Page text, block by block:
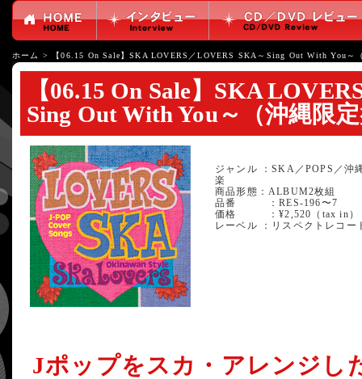
ホーム > 【06.15 On Sale】SKA LOVERS／LOVERS SKA～Sing Out With You～
【06.15 On Sale】SKA
Sing Out With You～（沖縄限
ジャンル ：SKA／POPS／沖
楽
商品形態：ALBUM2枚組
品番 ：RES-196〜7
価格 ：¥2,520（tax in）
レーベル ：リスペクトレコー
Jポップをスカ・アレンジし